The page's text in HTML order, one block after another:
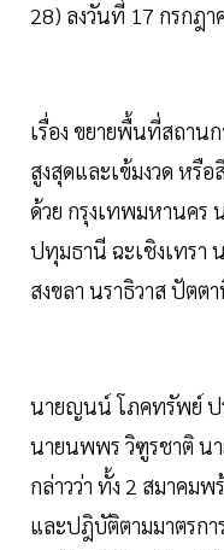
28) ลงวันที่ 17 กรกฎา
เรื่อง ขยายพื้นที่สถา
สูงสุดและเข้มงวด หรื
ด้วย กรุงเทพมหานคร
ปทุมธานี ฉะเชิงเทรา
สงขลา นราธิวาส ปัตต
นายญนน์ โภคทรัพย์ ป
นายนพพร วิฑูรชาติ น
กล่าวว่า ทั้ง 2 สมาคม
และปฎิบัติตามมาตรกา